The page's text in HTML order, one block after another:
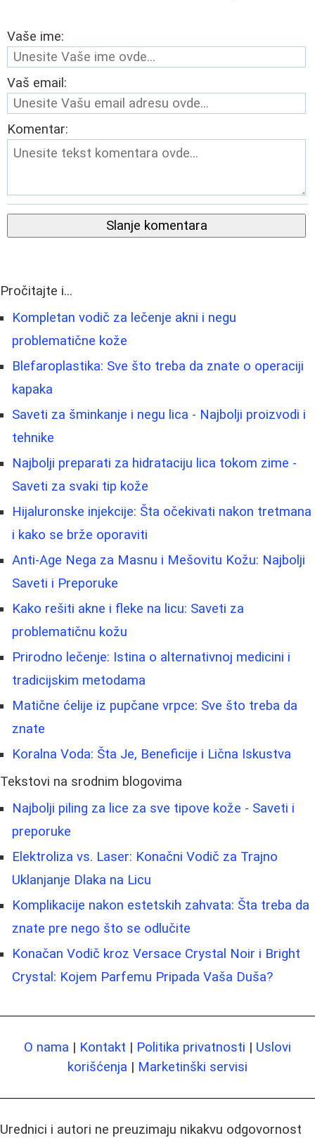
Vaše ime:
Vaš email:
Komentar:
Slanje komentara
Pročitajte i...
Kompletan vodič za lečenje akni i negu
problematične kože
Blefaroplastika: Sve što treba da znate o operaciji
kapaka
Saveti za šminkanje i negu lica - Najbolji proizvodi i
tehnike
Najbolji preparati za hidrataciju lica tokom zime -
Saveti za svaki tip kože
Hijaluronske injekcije: Šta očekivati nakon tretmana
i kako se brže oporaviti
Anti-Age Nega za Masnu i Mešovitu Kožu: Najbolji
Saveti i Preporuke
Kako rešiti akne i fleke na licu: Saveti za
problematičnu kožu
Prirodno lečenje: Istina o alternativnoj medicini i
tradicijskim metodama
Matične ćelije iz pupčane vrpce: Sve što treba da
znate
Koralna Voda: Šta Je, Beneficije i Lična Iskustva
Tekstovi na srodnim blogovima
Najbolji piling za lice za sve tipove kože - Saveti i
preporuke
Elektroliza vs. Laser: Konačni Vodič za Trajno
Uklanjanje Dlaka na Licu
Komplikacije nakon estetskih zahvata: Šta treba da
znate pre nego što se odlučite
Konačan Vodič kroz Versace Crystal Noir i Bright
Crystal: Kojem Parfemu Pripada Vaša Duša?
O nama | Kontakt | Politika privatnosti | Uslovi
korišćenja | Marketinški servisi
Urednici i autori ne preuzimaju nikakvu odgovornost